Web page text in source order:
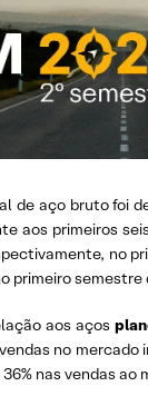
de aço bruto foi
aos primeiros
no
primeiro semestre
aos aços
no
nas vendas ao